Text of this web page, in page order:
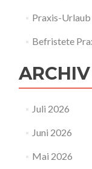
Praxis-Urlaub
Befristete
ARCHIV
Juli 2026
Juni 2026
Mai 2026